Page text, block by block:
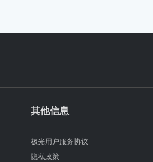
其他信息
极光用户服务协议
隐私政策